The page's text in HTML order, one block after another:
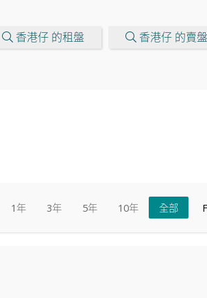
香港仔 的租盤 香港仔 的賣盤
1年 3年 5年 10年 全部